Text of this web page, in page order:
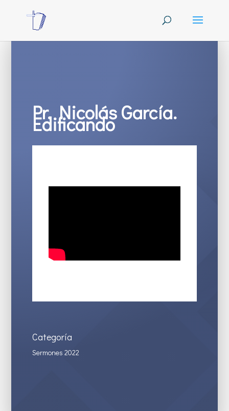
Pr. Nicolás García.
Edificando
Categoría
Sermones 2022